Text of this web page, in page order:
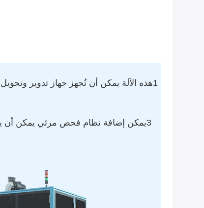
1هذه الآلة يمكن أن تُجهز جهاز تدوير
3يمكن إضافة نظام فحص مرئي يمكن أن